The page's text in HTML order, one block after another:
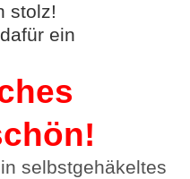
stolz!
ein
selbstgehäkeltes